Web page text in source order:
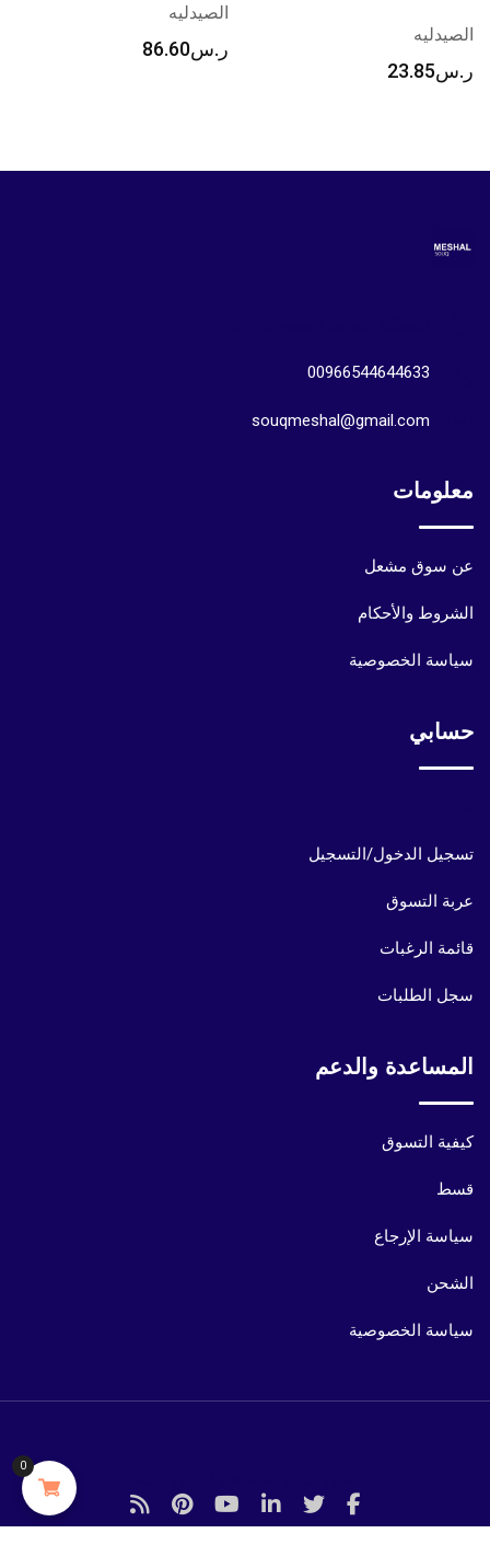
الصيدليه
ر.س23.85
الصيدليه
ر.س86.60
00966544644633
souqmeshal@gmail.com
معلومات
عن سوق مشعل
الشروط والأحكام
سياسة الخصوصية
حسابي
تسجيل الدخول/التسجيل
عربة التسوق
قائمة الرغبات
سجل الطلبات
المساعدة والدعم
كيفية التسوق
قسط
سياسة الإرجاع
الشحن
سياسة الخصوصية
0